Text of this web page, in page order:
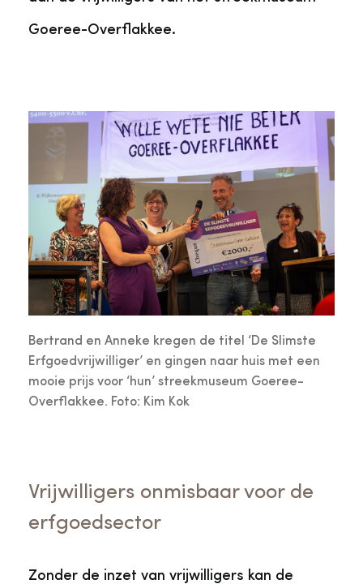
Goeree-Overflakkee.
Bertrand en Anneke kregen de titel ‘De Slimste
Erfgoedvrijwilliger’ en gingen naar huis met een
mooie prijs voor ‘hun’ streekmuseum Goeree-
Overflakkee. Foto: Kim Kok
Vrijwilligers onmisbaar voor de
erfgoedsector
Zonder de inzet van vrijwilligers kan de